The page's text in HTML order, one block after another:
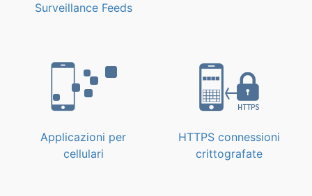
Surveillance Feeds
Applicazioni per
cellulari
HTTPS connessioni
crittografate